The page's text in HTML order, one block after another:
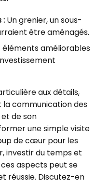
: Un grenier, un sous-
être aménagés.
éléments améliorables
aux détails,
la communication des
de son
une simple visite
de cœur pour les
investir du temps et
aspects peut se
réussie. Discutez-en